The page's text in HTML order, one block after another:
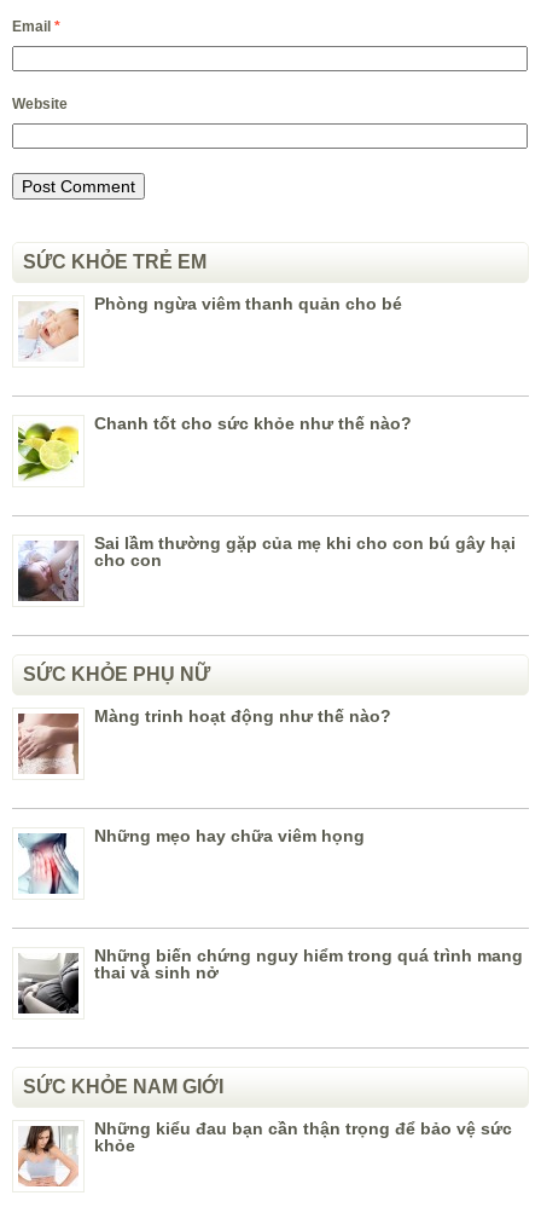
Email *
Website
SỨC KHỎE TRẺ EM
Phòng ngừa viêm thanh quản cho bé
Chanh tốt cho sức khỏe như thế nào?
Sai lầm thường gặp của mẹ khi cho con bú gây hại
cho con
SỨC KHỎE PHỤ NỮ
Màng trinh hoạt động như thế nào?
Những mẹo hay chữa viêm họng
Những biến chứng nguy hiểm trong quá trình mang
thai và sinh nở
SỨC KHỎE NAM GIỚI
Những kiểu đau bạn cần thận trọng để bảo vệ sức
khỏe